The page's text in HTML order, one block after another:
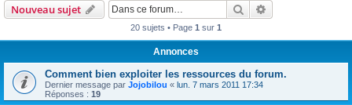
Nouveau sujet Rechercher
20 sujets • Page 1 sur 1
Annonces
Comment bien exploiter les ressources du forum.
Dernier message par Jojobilou « lun. 7 mars 2011 17:34
Réponses : 19